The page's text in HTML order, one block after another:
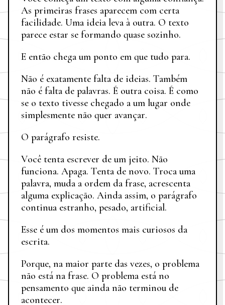
As primeiras frases aparecem com certa
facilidade. Uma ideia leva à outra. O texto
parece estar se formando quase sozinho.
E então chega um ponto em que tudo para.
Não é exatamente falta de ideias. Também
não é falta de palavras. É outra coisa. É como
se o texto tivesse chegado a um lugar onde
simplesmente não quer avançar.
O parágrafo resiste.
Você tenta escrever de um jeito. Não
funciona. Apaga. Tenta de novo. Troca uma
palavra, muda a ordem da frase, acrescenta
alguma explicação. Ainda assim, o parágrafo
continua estranho, pesado, artificial.
Esse é um dos momentos mais curiosos da
escrita.
Porque, na maior parte das vezes, o problema
não está na frase. O problema está no
pensamento que ainda não terminou de
acontecer.